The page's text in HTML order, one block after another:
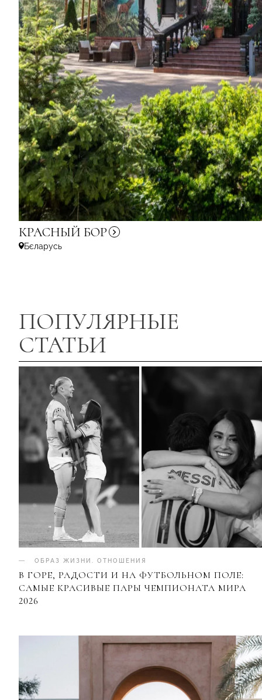
КРАСНЫЙ БОР
Бєларусь
ПОПУЛЯРНЫЕ
СТАТЬИ
ОБРАЗ ЖИЗНИ ОТНОШЕНИЯ
В ГОРЕ, РАДОСТИ И НА ФУТБОЛЬНОМ ПОЛЕ:
САМЫЕ КРАСИВЫЕ ПАРЫ ЧЕМПИОНАТА МИРА
2026